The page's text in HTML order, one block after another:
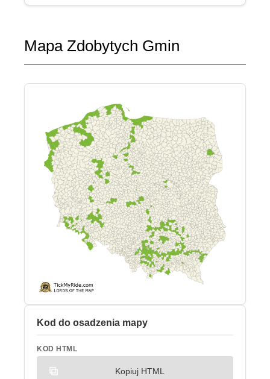
Mapa Zdobytych Gmin
Kod do osadzenia mapy
KOD HTML
Kopiuj HTML